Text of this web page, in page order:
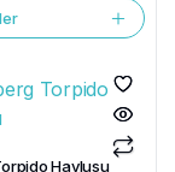
Havlusu